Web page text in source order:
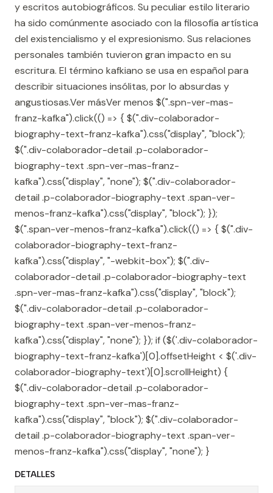
y escritos autobiográficos. Su peculiar estilo literario
ha sido comúnmente asociado con la filosofía artística
del existencialismo y el expresionismo. Sus relaciones
personales también tuvieron gran impacto en su
escritura. El término kafkiano se usa en español para
describir situaciones insólitas, por lo absurdas y
angustiosas.Ver másVer menos $(".spn-ver-mas-
franz-kafka").click(() => { $(".div-colaborador-
biography-text-franz-kafka").css("display", "block");
$(".div-colaborador-detail .p-colaborador-
biography-text .spn-ver-mas-franz-
kafka").css("display", "none"); $(".div-colaborador-
detail .p-colaborador-biography-text .span-ver-
menos-franz-kafka").css("display", "block"); });
$(".span-ver-menos-franz-kafka").click(() => { $(".div-
colaborador-biography-text-franz-
kafka").css("display", "-webkit-box"); $(".div-
colaborador-detail .p-colaborador-biography-text
.spn-ver-mas-franz-kafka").css("display", "block");
$(".div-colaborador-detail .p-colaborador-
biography-text .span-ver-menos-franz-
kafka").css("display", "none"); }); if ($('.div-colaborador-
biography-text-franz-kafka')[0].offsetHeight < $('.div-
colaborador-biography-text')[0].scrollHeight) {
$(".div-colaborador-detail .p-colaborador-
biography-text .spn-ver-mas-franz-
kafka").css("display", "block"); $(".div-colaborador-
detail .p-colaborador-biography-text .span-ver-
menos-franz-kafka").css("display", "none"); }
DETALLES